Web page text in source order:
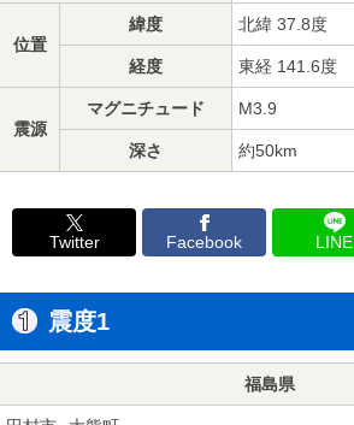
位置
緯度 北緯 37.8度
経度 東経 141.6度
震源
マグニチュード M3.9
深さ 約50km
Twitter Facebook LINE
震度1
福島県